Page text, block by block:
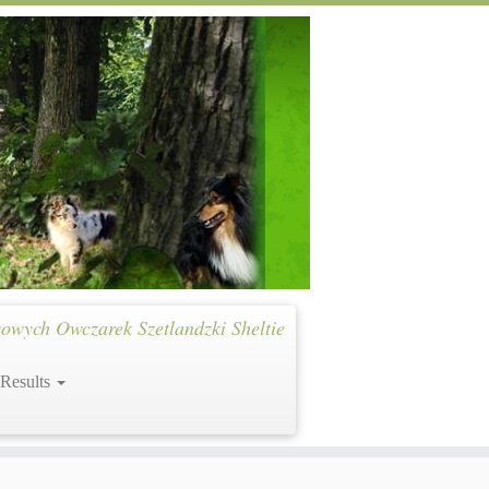
Owczarek Szetlandzki Sheltie